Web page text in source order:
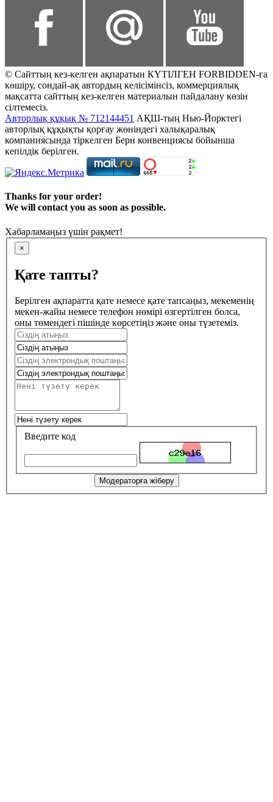
© Сайттың кез-келген ақпаратын КҮТІЛГЕН FORBIDDEN-ға
көшіру, сондай-ақ автордың келісімінсіз, коммерциялық
мақсатта сайттың кез-келген материалын пайдалану көзін
сілтемесіз.
Авторлық құқық № 712144451 АҚШ-тың Нью-Йорктегі
авторлық құқықты қорғау жөніндегі халықаралық
компаниясында тіркелген Берн конвенциясы бойынша
кепілдік берілген.
Thanks for your order!
We will contact you as soon as possible.
Хабарламаңыз үшін рақмет!
×
Қате тапты?
Берілген ақпаратта қате немесе қате тапсаңыз, мекеменің
мекен-жайы немесе телефон нөмірі өзгертілген болса,
оны төмендегі пішінде көрсетіңіз және оны түзетеміз.
Введите код
Модераторға жіберу